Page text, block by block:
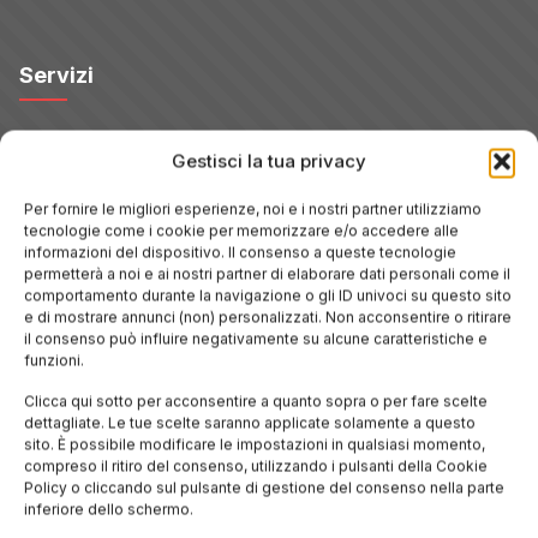
Gestisci la tua privacy
Per fornire le migliori esperienze, noi e i nostri partner utilizziamo
tecnologie come i cookie per memorizzare e/o accedere alle
informazioni del dispositivo. Il consenso a queste tecnologie
permetterà a noi e ai nostri partner di elaborare dati personali come il
comportamento durante la navigazione o gli ID univoci su questo sito
e di mostrare annunci (non) personalizzati. Non acconsentire o ritirare
il consenso può influire negativamente su alcune caratteristiche e
funzioni.
Clicca qui sotto per acconsentire a quanto sopra o per fare scelte
dettagliate. Le tue scelte saranno applicate solamente a questo
sito. È possibile modificare le impostazioni in qualsiasi momento,
compreso il ritiro del consenso, utilizzando i pulsanti della Cookie
Policy o cliccando sul pulsante di gestione del consenso nella parte
inferiore dello schermo.
Servizi
Voli
Noleggio Auto
Tour
Blog
Promo